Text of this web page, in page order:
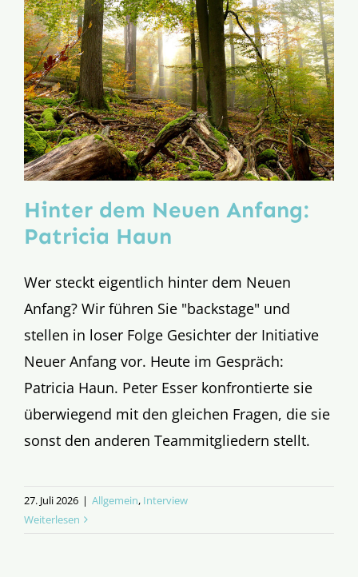
Hinter dem Neuen Anfang:
Patricia Haun
Wer steckt eigentlich hinter dem Neuen
Anfang? Wir führen Sie "backstage" und
stellen in loser Folge Gesichter der Initiative
Neuer Anfang vor. Heute im Gespräch:
Patricia Haun. Peter Esser konfrontierte sie
überwiegend mit den gleichen Fragen, die sie
sonst den anderen Teammitgliedern stellt.
27. Juli 2026 | Allgemein, Interview
Weiterlesen